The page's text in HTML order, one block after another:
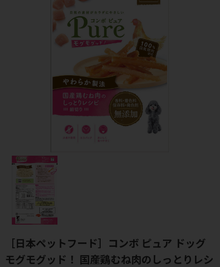
［日本ペットフード］コンボ ピュア ドッグ
モグモグッド！ 国産鶏むね肉のしっとりレシ